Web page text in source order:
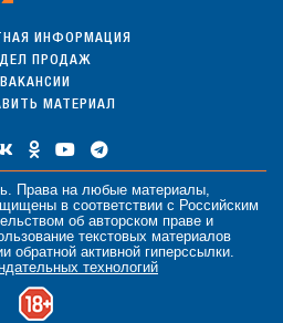
ИНФОРМАЦИЯ
ПРОДАЖ
ВАКАНСИИ
МАТЕРИАЛ
Права на любые материалы,
в соответствии с Российским
об авторском праве и
текстовых материалов
обратной активной гиперссылки.
технологий